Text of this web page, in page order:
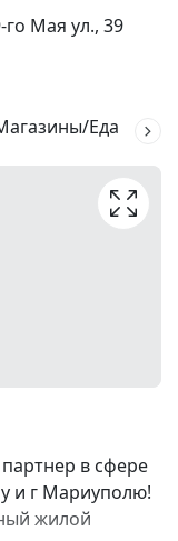
Мая ул., 39
Еда
в сфере
и г Мариуполю!
жилой